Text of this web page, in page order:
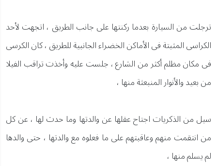
ترجلت من السيارة بعدما ركنتها على جانب الطريق ، اتجهت لأحد
الكراسى المثبتة فى الأماكن الخضراء الجانبية للطريق ، كان الكرسى
فى مكان مظلم أكثر من الشارع ، جلست عليه وأخذت تراقب الفيلا
من بعيد والأنوار المنبعثة منها ،
سيل من الذكريات اجتاح عقلها عن والدتها وما حدث لها ، عن كل
من انتقمت منهم وعاقبتهم على ما فعلوه مع والدتها ، حتى والدها
لم يسلم منها ،